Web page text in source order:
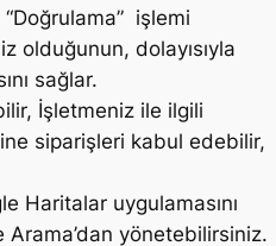
işlemi
olduğunun, dolayısıyla
sağlar.
İşletmeniz ile ilgili
siparişleri kabul edebilir,
Haritalar uygulamasını
Arama’dan yönetebilirsiniz.